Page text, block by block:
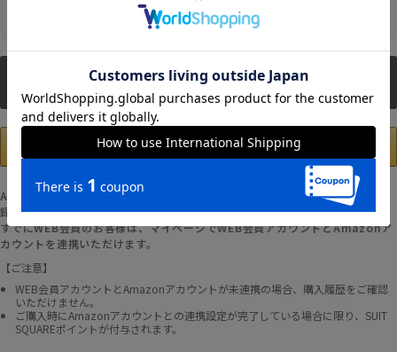
そのほかにもさまざまなキャンペーンを予定しています。
新規会員登録
Amazonアカウントの登録情報を使用して、お支払いおよび新規WEB会員登
録が可能です。
すでにWEB会員のお客様は、マイページでWEB会員アカウントとAmazonア
カウントを連携いただけます。
【ご注意】
WEB会員アカウントとAmazonアカウントが未連携の場合、購入履歴をご確認
いただけません。
ご購入時にAmazonアカウントとの連携設定が完了している場合に限り、SUIT
SQUAREポイントが付与されます。